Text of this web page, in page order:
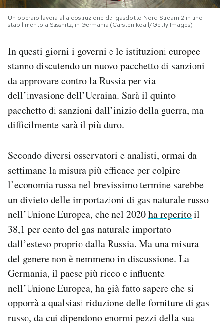
I MIEI PREFERITI
AREA PERSONALE
Area Personale
Notifiche mobile
Regala il Post
Un operaio lavora alla costruzione del gasdotto Nord Stream 2 in uno
stabilimento a Sassnitz, in Germania (Carsten Koall/Getty Images)
In questi giorni i governi e le istituzioni europee
stanno discutendo un nuovo pacchetto di sanzioni
da approvare contro la Russia per via
dell’invasione dell’Ucraina. Sarà il quinto
pacchetto di sanzioni dall’inizio della guerra, ma
difficilmente sarà il più duro.
Secondo diversi osservatori e analisti, ormai da
settimane la misura più efficace per colpire
l’economia russa nel brevissimo termine sarebbe
un divieto delle importazioni di gas naturale russo
nell’Unione Europea, che nel 2020ha reperitoil
38,1 per cento del gas naturale importato
dall’esteso proprio dalla Russia. Ma una misura
del genere non è nemmeno in discussione. La
Germania, il paese più ricco e influente
nell’Unione Europea, ha già fatto sapere che si
opporrà a qualsiasi riduzione delle forniture di gas
russo, da cui dipendono enormi pezzi della sua